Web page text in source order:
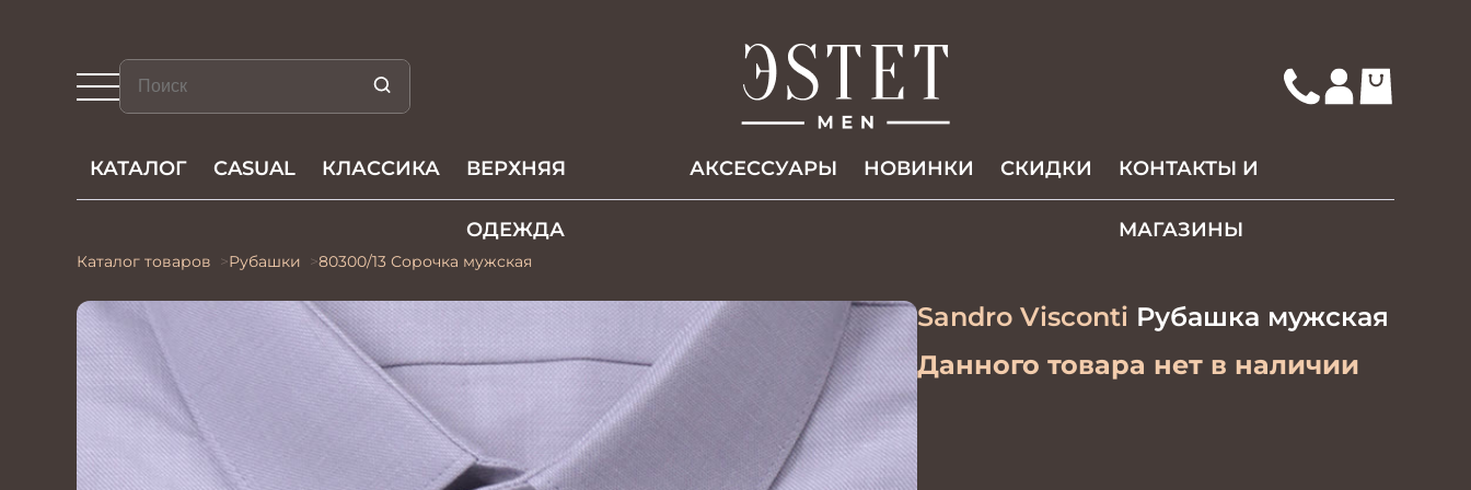
КАТАЛОГ CASUAL КЛАССИКА ВЕРХНЯЯ
ОДЕЖДА
АКCЕССУАРЫ НОВИНКИ СКИДКИ КОНТАКТЫ И
МАГАЗИНЫ
Каталог товаров Рубашки 80300/13 Сорочка мужская
Sandro Visconti Рубашка мужская
Данного товара нет в наличии